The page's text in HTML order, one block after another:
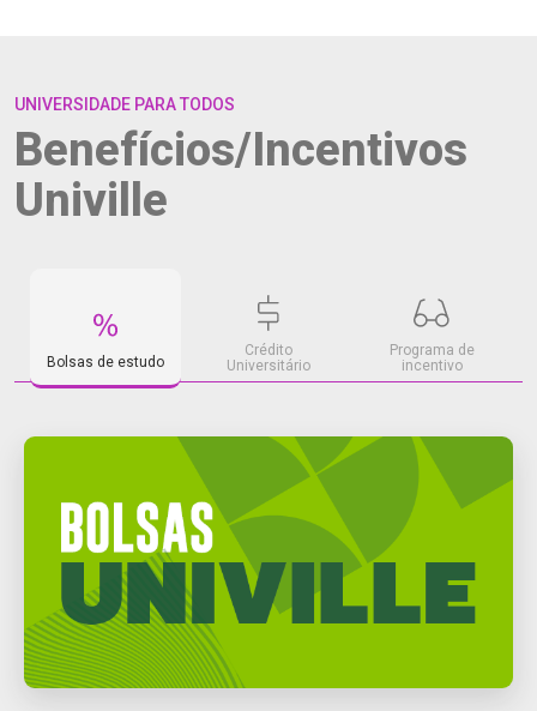
UNIVERSIDADE PARA TODOS
Benefícios/Incentivos
Univille
Bolsas de estudo
Crédito
Universitário
Programa de
incentivo